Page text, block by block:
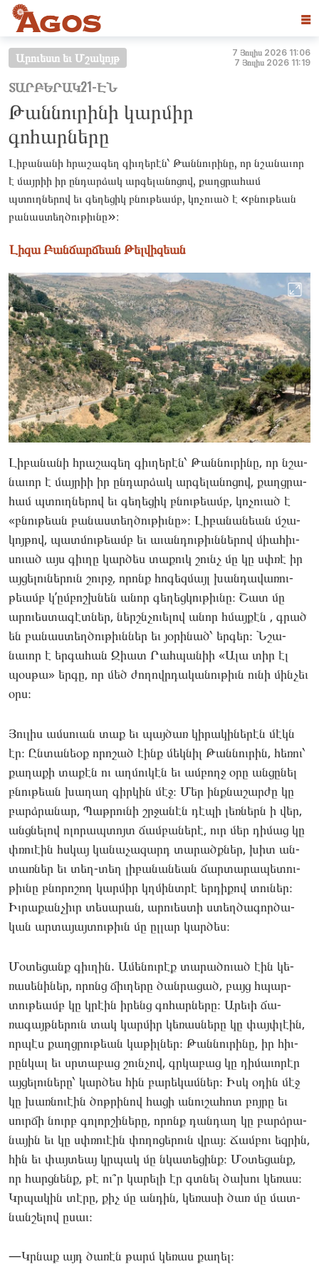
☰
Արուեստ եւ Մշակոյթ
7 Յուլիս 2026 11:06
7 Յուլիս 2026 11:19
ՏԱՐԲԵՐԱԿ21-ԷՆ
Թաննուրինի կարմիր
գոհարները
Լիբա­նանի հրա­շագեղ գիւ­ղե­րէն՝ Թան­նուրի­նը, որ նշա­նաւոր
է մայ­րիի իր ըն­դարձակ ար­գե­լանո­ցով, քաղցրա­համ
պտուղնե­րով եւ գե­ղեցիկ բնու­թեամբ, կո­չուած է «բնու­թեան
բա­նաս­տեղծու­թիւնը»։
Լի­­զա Բան­­ճարճեան Թել­վիզեան
Լիբա­նանի հրա­շագեղ գիւ­ղե­րէն՝ Թան­նուրի­նը, որ նշա­
նաւոր է մայ­րիի իր ըն­դարձակ ար­գե­լանո­ցով, քաղցրա­
համ պտուղնե­րով եւ գե­ղեցիկ բնու­թեամբ, կո­չուած է
«բնու­թեան բա­նաս­տեղծու­թիւնը»։ Լի­բանա­նեան մշա­
կոյ­թով, պատ­մութեամբ եւ աւան­դութիւննե­րով միահիւ­
սո­ւած այս գիւ­ղը կար­ծես տա­քուկ շունչ մը կը սփռէ իր
այ­ցե­լու­նե­րուն շուրջ, որոնք հո­գեզ­մայլ խան­դա­վառու­
թեամբ կ’ըմ­բոշխնեն անոր գե­ղեց­կութիւ­նը։ Շատ մը
արո­ւես­տա­գէտ­ներ, ներշնչո­ւելով անոր հմայ­քէն , գրած
են բա­նաս­տեղծու­թիւններ եւ յօ­րինած՝ եր­գեր։ Նշա­
նաւոր է եր­գա­հան Զիատ Րահ­պա­նիի «Ալա տիր էլ
պօս­թա» եր­գը, որ մեծ ժո­ղովրդա­կանու­թիւն ու­նի մին­չեւ
օրս։
Յու­լիս ամ­սո­ւան տաք եւ պայ­ծառ կի­րակի­ներէն մէկն
էր։ Ըն­տա­նեօք որո­շած էինք մեկ­նիլ Թան­նուրին, հե­ռու՝
քա­ղաքի տա­քէն ու աղ­մուկէն եւ ամ­բողջ օրը ան­ցը­նել
բնու­թեան խա­ղաղ գիր­կին մէջ։ Մեր ինքնա­շար­ժը կը
բարձրա­նար, Պաթ­րունի շրջա­նէն դէ­պի լեռ­ներն ի վեր,
անցնե­լով ոլո­րապ­տոյտ ճամ­բա­ներէ, ուր մեր դի­մաց կը
փռո­ւէին հսկայ կա­նաչա­զարդ տա­րածքներ, խիտ ան­
տառներ եւ տեղ-տեղ լի­բանա­նեան ճար­տա­րապե­տու­
թիւնը բնո­րոշող կար­միր կղմինտրէ եր­դի­քով տու­ներ։
Իւ­րա­քան­չիւր տե­սարան, արո­ւես­տի ստեղ­ծա­գոր­ծա­
կան ար­տա­յայ­տութիւն մը ըլ­լար կար­ծես։
Մօ­տեցանք գիւ­ղին. Ամե­նու­րէք տա­րածուած էին կե­
ռասե­նիներ, որոնց ճիւ­ղե­րը ծան­րա­ցած, բայց հպար­
տութեամբ կը կրէին իրենց գո­հար­նե­րը։ Արե­ւի ճա­
ռագայթնե­րուն տակ կար­միր կե­ռաս­նե­րը կը փայփլէին,
որ­պէս քաղցրու­թեան կա­թիլ­ներ։ Թան­նուրի­նը, իր հիւ­
րընկալ եւ սրտա­բաց շունչով, գրկա­բաց կը դի­մաւո­րէր
այ­ցե­լու­նե­րը՝ կար­ծես հին բա­րեկամ­ներ։ Իսկ օդին մէջ
կը խառ­նո­ւէին ծոթ­րի­նով հա­ցի անու­շա­հոտ բոյ­րը եւ
սուրճի նուրբ գո­լոր­շի­ները, որոնք դան­դաղ կը բարձրա­
նային եւ կը սփռո­ւէին փո­ղոցե­րուն վրայ։ Ճամ­բու եզ­րին,
հին եւ փայ­տեայ կրպակ մը նկա­տեցինք։ Մօ­տեցանք,
որ հարցնենք, թէ ու՞ր կա­րելի էր գտնել ծա­խու կե­ռաս։
Կրպա­կին տէ­րը, քիչ մը ան­դին, կե­ռասի ծառ մը մատ­
նանշե­լով ըսաւ։
—Կրնաք այդ ծա­ռէն թարմ կե­ռաս քա­ղել։